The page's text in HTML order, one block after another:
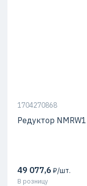
1704270868
Редуктор
49 077,6₽/шт.
В розницу